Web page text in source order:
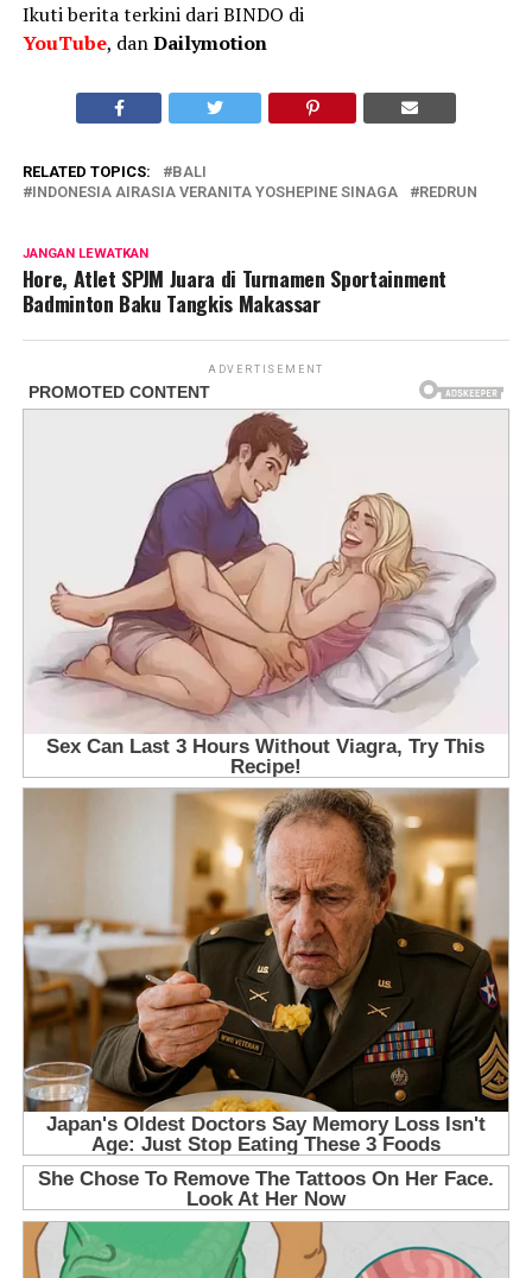
Ikuti berita terkini dari BINDO di
YouTube, danDailymotion
RELATED TOPICS:
BALI
INDONESIA AIRASIA VERANITA YOSHEPINE SINAGA
REDRUN
JANGAN LEWATKAN
Hore, Atlet SPJM Juara di Turnamen Sportainment
Badminton Baku Tangkis Makassar
ADVERTISEMENT